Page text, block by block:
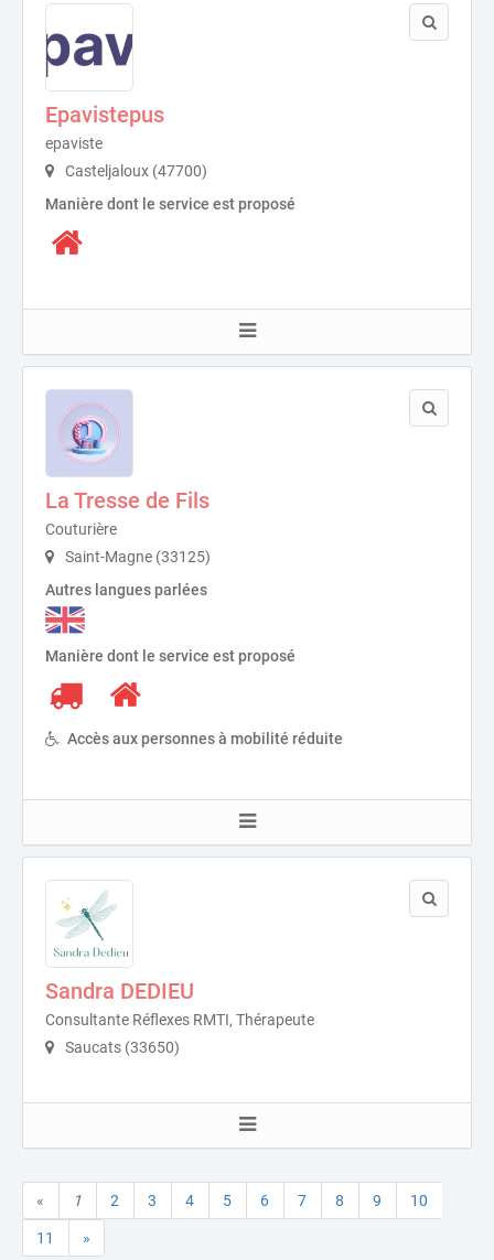
Epavistepus
epaviste
Casteljaloux (47700)
Manière dont le service est proposé
La Tresse de Fils
Couturière
Saint-Magne (33125)
Autres langues parlées
Manière dont le service est proposé
Accès aux personnes à mobilité réduite
Sandra DEDIEU
Consultante Réflexes RMTI, Thérapeute
Saucats (33650)
« 1 2 3 4 5 6 7 8 9 10
11 »